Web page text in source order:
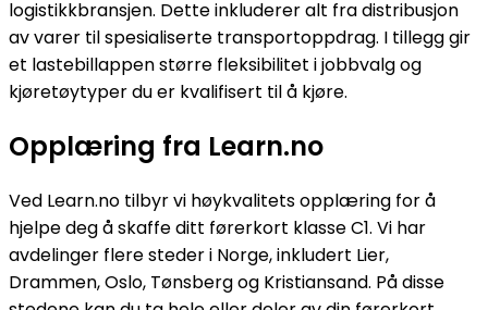
logistikkbransjen. Dette inkluderer alt fra distribusjon
av varer til spesialiserte transportoppdrag. I tillegg gir
et lastebillappen større fleksibilitet i jobbvalg og
kjøretøytyper du er kvalifisert til å kjøre.
Opplæring fra Learn.no
Ved Learn.no tilbyr vi høykvalitets opplæring for å
hjelpe deg å skaffe ditt førerkort klasse C1. Vi har
avdelinger flere steder i Norge, inkludert Lier,
Drammen, Oslo, Tønsberg og Kristiansand. På disse